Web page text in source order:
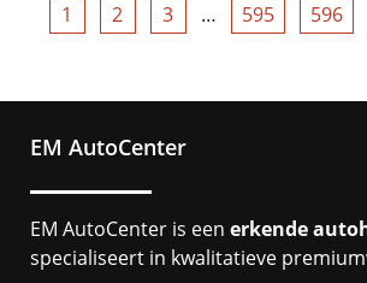
1
2 3 … 595 596
EM AutoCenter
EM AutoCenter is een erkende
specialiseert in kwalitatieve